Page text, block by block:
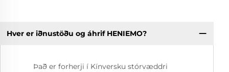
Hver er iðnustöðu og áhrif HENIEMO?
Það er forherji í Kínversku stórvæddri